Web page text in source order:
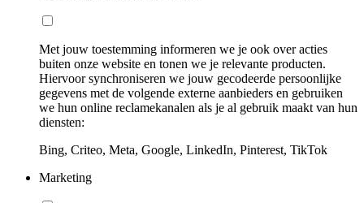
Met jouw toestemming informeren we je ook over acties
buiten onze website en tonen we je relevante producten.
Hiervoor synchroniseren we jouw gecodeerde persoonlijke
gegevens met de volgende externe aanbieders en gebruiken
we hun online reclamekanalen als je al gebruik maakt van hun
diensten:
Bing, Criteo, Meta, Google, LinkedIn, Pinterest, TikTok
Marketing